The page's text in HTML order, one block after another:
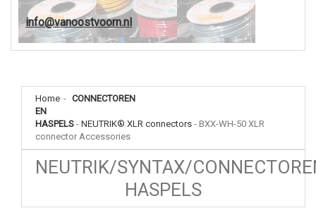
info@vanoostvoorn.nl
Home - CONNECTOREN
EN
HASPELS - NEUTRIK® XLR connectors - BXX-WH-50 XLR
connector Accessories
NEUTRIK/SYNTAX/
HASPELS